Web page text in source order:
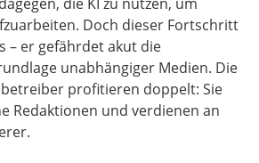
Doch dieser Fortschritt
– er gefährdet akut die
unabhängiger Medien. Die
profitieren doppelt: Sie
Redaktionen und verdienen an